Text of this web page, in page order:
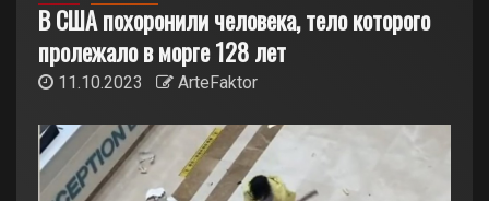
В США похоронили человека, тело которого
пролежало в морге 128 лет
11.10.2023 ArteFaktor